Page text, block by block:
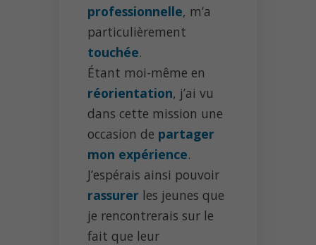
professionnelle, m’a
particulièrement
touchée.
Étant moi-même en
réorientation, j’ai vu
dans cette mission une
occasion de partager
mon expérience.
J’espérais ainsi pouvoir
rassurer les jeunes que
je rencontrerais sur le
fait que leur